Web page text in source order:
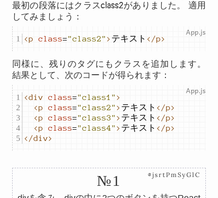
最初の段落にはクラスclass2がありました。 適用
してみましょう：
<p class="class2" > テキスト </p>
同様に、残りのタグにもクラスを追加します。
結果として、次のコードが得られます：
<div class="class1" >
<p class="class2" > テキスト </p>
<p class="class3" > テキスト </p>
<p class="class4" > テキスト </p>
</div>
№1 ⊗jsrtPmSyGlC